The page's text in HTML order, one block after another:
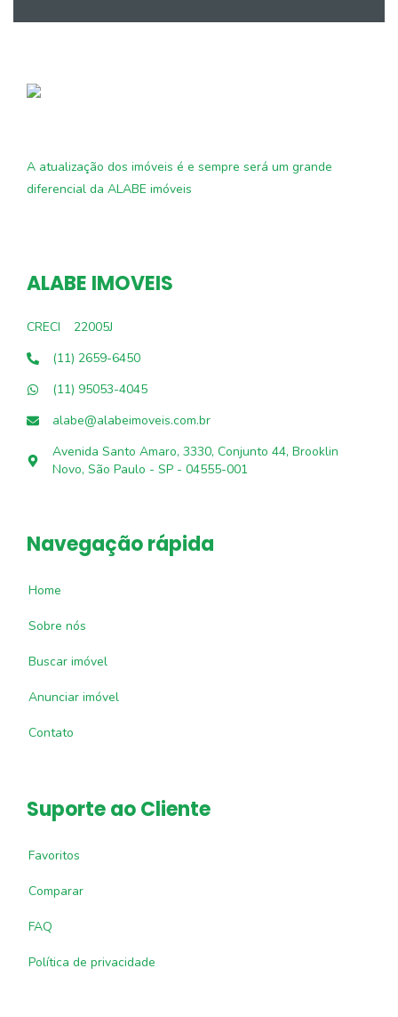
A atualização dos imóveis é e sempre será um grande
diferencial da ALABE imóveis
ALABE IMOVEIS
CRECI
22005J
(11) 2659-6450
(11) 95053-4045
alabe@alabeimoveis.com.br
Avenida Santo Amaro, 3330, Conjunto 44, Brooklin
Novo, São Paulo - SP - 04555-001
Navegação rápida
Home
Sobre nós
Buscar imóvel
Anunciar imóvel
Contato
Suporte ao Cliente
Favoritos
Comparar
FAQ
Política de privacidade